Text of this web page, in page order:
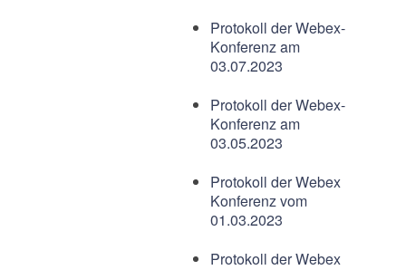
Protokoll der Webex-
Konferenz am
03.07.2023
Protokoll der Webex-
Konferenz am
03.05.2023
Protokoll der Webex
Konferenz vom
01.03.2023
Protokoll der Webex